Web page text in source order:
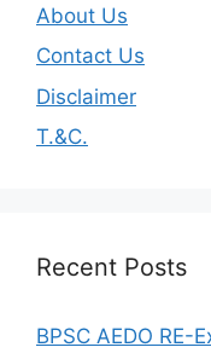
About Us
Contact Us
Disclaimer
T.&C.
Recent Posts
BPSC AEDO